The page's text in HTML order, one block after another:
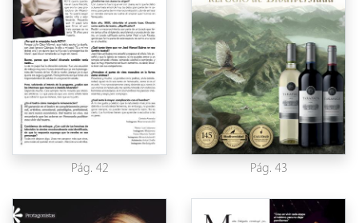
Pág. 42 Pág. 43